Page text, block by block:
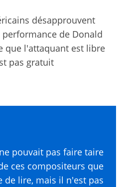
désapprouvent
de Donald
que l'attaquant est libre
pas gratuit
pouvait pas faire taire
ces compositeurs que
de lire, mais il n'est pas